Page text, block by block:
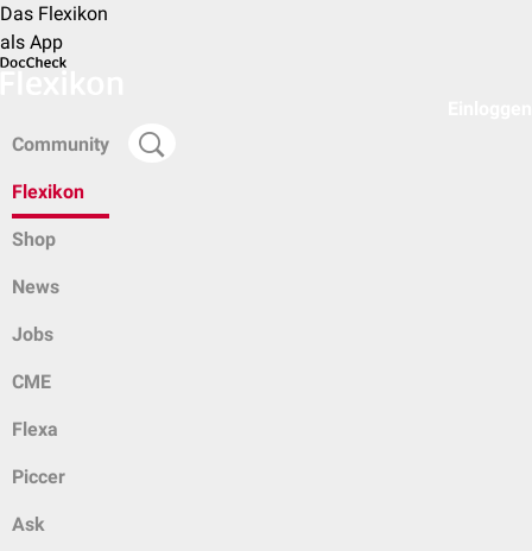
Das Flexikon
als App
Community
Flexikon
Shop
News
Jobs
CME
Flexa
Piccer
Ask